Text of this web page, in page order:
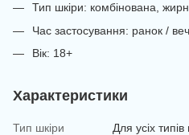
Тип шкіри: комбінована,
Час застосування: ранок /
Вік: 18+
Характеристики
Тип шкіри
Для усіх типів